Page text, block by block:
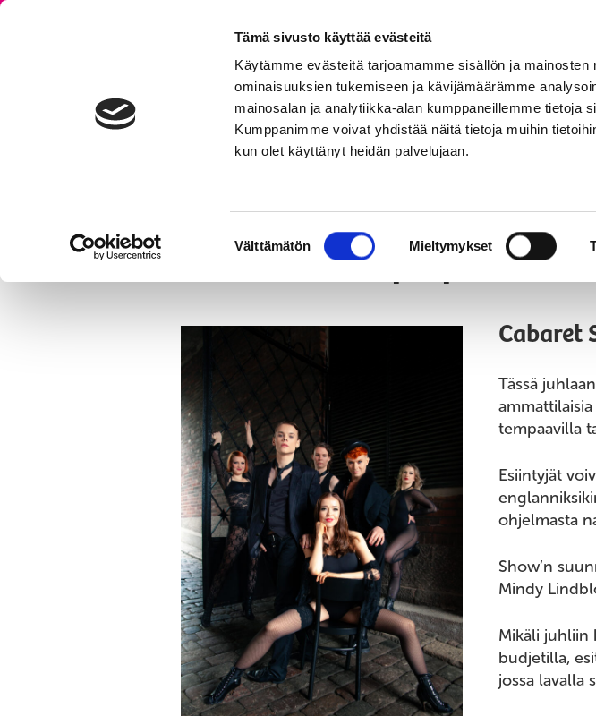
Tämä sivusto käyttää evästeitä
Käytämme evästeitä tarjoamamme sisällön ja mainosten
ominaisuuksien tukemiseen ja kävijämäärämme
mainosalan ja analytiikka-alan kumppaneillemme tietoja
Kumppanimme voivat yhdistää näitä tietoja muihin
kun olet käyttänyt heidän palvelujaan.
Välttämätön Mieltymykset
ESIINTYJÄT MUUT PALVELUT
Cabaret StepUp
Cabaret
Tässä
tempaavilla
Esiintyjät
ohjelmasta
Show’n
Mindy
Mikäli juhliin
budjetilla,
jossa lavalla